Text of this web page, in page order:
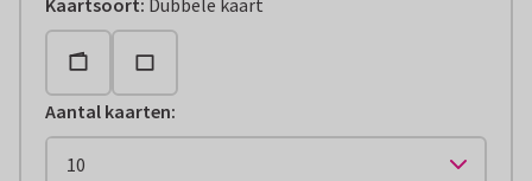
Aantal kaarten: